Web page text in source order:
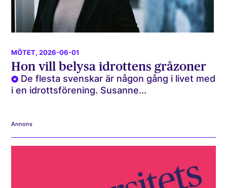
MÖTET, 2026-06-01
Hon vill belysa idrottens gråzoner
De flesta svenskar är någon gång i livet med
i en idrottsförening. Susanne...
Annons